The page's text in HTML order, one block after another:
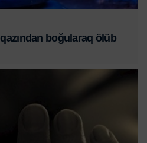
boğularaq ölüb